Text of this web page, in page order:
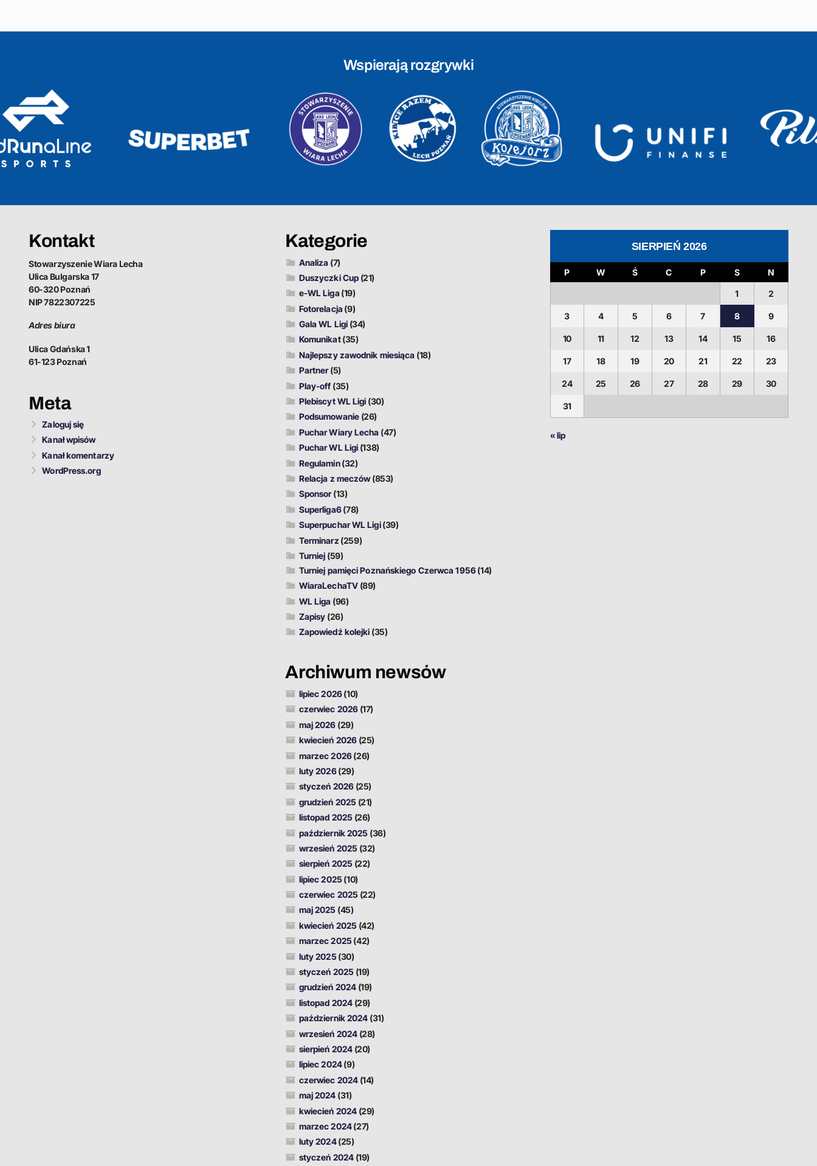
Wspierają rozgrywki
Kontakt
Stowarzyszenie Wiara Lecha
Ulica Bulgarska 17
60-320 Poznań
NIP 7822307225
Adres biura
Ulica Gdańska 1
61-123 Poznań
Meta
Zaloguj się
Kanał wpisów
Kanał komentarzy
WordPress.org
Kategorie
Analiza (7)
Duszyczki Cup (21)
e-WL Liga (19)
Fotorelacja (9)
Gala WL Ligi(34)
Komunikat(35)
Najlepszy zawodnik miesiąca (18)
Partner(5)
Play-off (35)
Plebiscyt WL Ligi (30)
Podsumowanie(26)
Puchar Wiary Lecha (47)
Puchar WL Ligi (138)
Regulamin(32)
Relacja z meczów(853)
Sponsor(13)
Superliga6(78)
Superpuchar WL Ligi(39)
Terminarz (259)
Turniej (59)
Turniej pamięci Poznańskiego Czerwca 1956(14)
WiaraLechaTV(89)
WL Liga (96)
Zapisy (26)
Zapowiedź kolejki (35)
Archiwum newsów
lipiec 2026(10)
czerwiec 2026 (17)
maj 2026 (29)
kwiecień 2026 (25)
marzec 2026(26)
luty 2026(29)
styczeń 2026(25)
grudzień 2025 (21)
listopad 2025 (26)
październik 2025 (36)
wrzesień 2025 (32)
sierpień 2025 (22)
lipiec 2025 (10)
czerwiec 2025 (22)
maj 2025 (45)
kwiecień 2025 (42)
marzec 2025 (42)
luty 2025 (30)
styczeń 2025 (19)
grudzień 2024 (19)
listopad 2024 (29)
październik 2024 (31)
wrzesień 2024 (28)
sierpień 2024 (20)
lipiec 2024(9)
czerwiec 2024 (14)
maj 2024 (31)
kwiecień 2024 (29)
marzec 2024(27)
luty 2024(25)
styczeń 2024(19)
SIERPIEŃ 2026
P W Ś C P S N
1 2
3 4 5 6 7 8 9
10 11 12 13 14 15 16
17 18 19 20 21 22 23
24 25 26 27 28 29 30
31
« lip